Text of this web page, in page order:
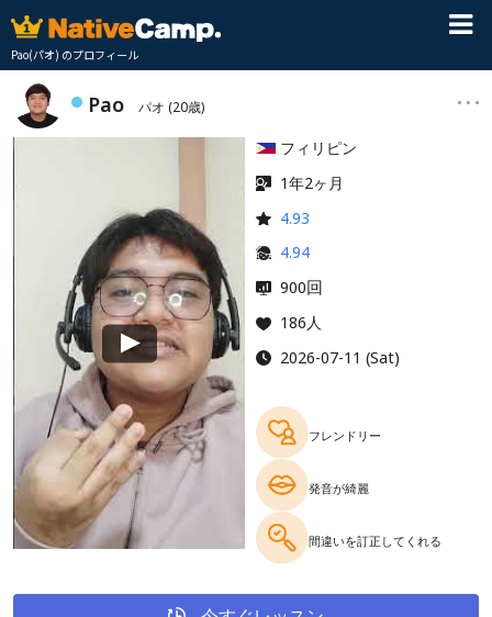
Pao(パオ) のプロフィール
Pao パオ (20歳)
フィリピン
1年2ヶ月
4.93
4.94
900回
186人
2026-07-11 (Sat)
フレンドリー
発音が綺麗
間違いを訂正してくれる